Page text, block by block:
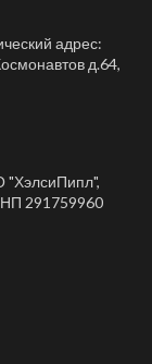
адрес:
д.64,
"ХэлсиПипл",
291759960